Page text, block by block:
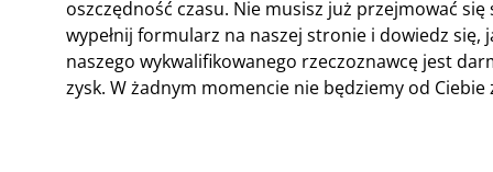
oszczędność czasu. Nie musisz już przejmować
wypełnij formularz na naszej stronie i dowiedz się,
naszego wykwalifikowanego rzeczoznawcę jest
zysk. W żadnym momencie nie będziemy od Ciebie